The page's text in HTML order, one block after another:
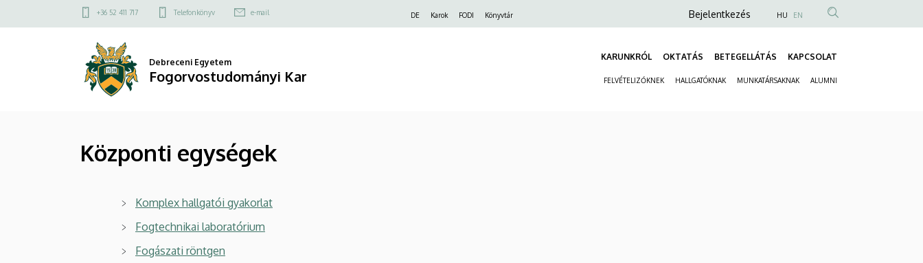
Központi
egységek
Fogorvostudományi
a
Felső
menü
+36 52 411 717 Telefonkönyv e-mail DE Karok FODI Könyvtár
Anonim
fiók
menüje
Bejelentkezés HU EN
Debreceni Egyetem
Fogorvostudományi Kar
KARUNKRÓL OKTATÁS BETEGELLÁTÁS KAPCSOLAT
FELVÉTELIZŐKNEK HALLGATÓKNAK MUNKATÁRSAKNAK ALUMNI
Központi egységek
Komplex hallgatói gyakorlat
Fogtechnikai laboratórium
Fogászati röntgen